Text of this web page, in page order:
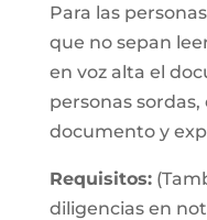
Para las
que no sepan
en voz alta el
personas
documento y
Requisitos:
diligencias en